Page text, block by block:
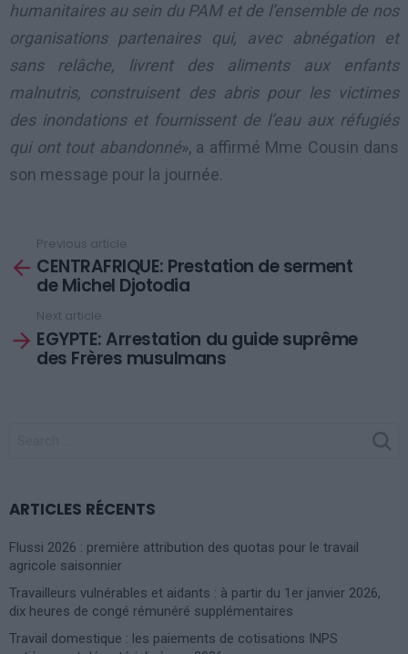
humanitaires au sein du PAM et de l’ensemble de nos
organisations partenaires qui, avec abnégation et
sans relâche, livrent des aliments aux enfants
malnutris, construisent des abris pour les victimes
des inondations et fournissent de l’eau aux réfugiés
qui ont tout abandonné», a affirmé Mme Cousin dans
son message pour la journée.
more
Previous article
CENTRAFRIQUE: Prestation de serment
de Michel Djotodia
Next article
EGYPTE: Arrestation du guide suprême
des Frères musulmans
ARTICLES RÉCENTS
Flussi 2026 : première attribution des quotas pour le travail
agricole saisonnier
Travailleurs vulnérables et aidants : à partir du 1er janvier 2026,
dix heures de congé rémunéré supplémentaires
Travail domestique : les paiements de cotisations INPS